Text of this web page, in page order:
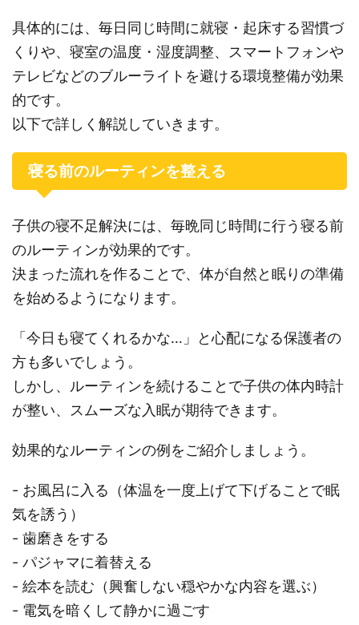
具体的には、毎日同じ時間に就寝・起床する習慣づ
くりや、寝室の温度・湿度調整、スマートフォンや
テレビなどのブルーライトを避ける環境整備が効果
的です。
以下で詳しく解説していきます。
寝る前のルーティンを整える
子供の寝不足解決には、毎晩同じ時間に行う寝る前
のルーティンが効果的です。
決まった流れを作ることで、体が自然と眠りの準備
を始めるようになります。
「今日も寝てくれるかな…」と心配になる保護者の
方も多いでしょう。
しかし、ルーティンを続けることで子供の体内時計
が整い、スムーズな入眠が期待できます。
効果的なルーティンの例をご紹介しましょう。
- お風呂に入る（体温を一度上げて下げることで眠
気を誘う）
- 歯磨きをする
- パジャマに着替える
- 絵本を読む（興奮しない穏やかな内容を選ぶ）
- 電気を暗くして静かに過ごす